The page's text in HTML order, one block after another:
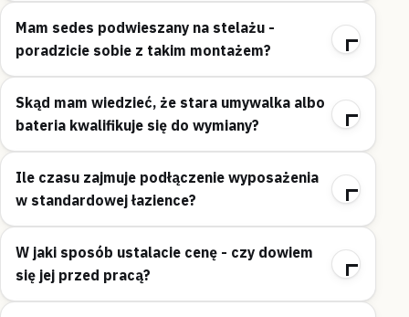
Mam sedes podwieszany na stelażu -
poradzicie sobie z takim montażem?
Skąd mam wiedzieć, że stara umywalka albo
bateria kwalifikuje się do wymiany?
Ile czasu zajmuje podłączenie wyposażenia
w standardowej łazience?
W jaki sposób ustalacie cenę - czy dowiem
się jej przed pracą?